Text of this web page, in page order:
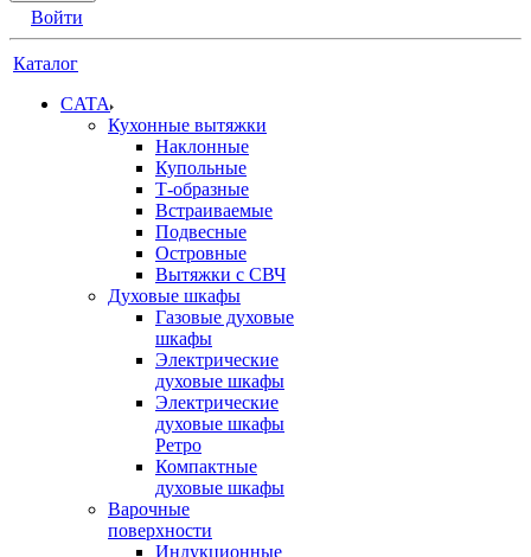
Войти
Каталог
CATA
Кухонные вытяжки
Наклонные
Купольные
Т-образные
Встраиваемые
Подвесные
Островные
Вытяжки с СВЧ
Духовые шкафы
Газовые духовые
шкафы
Электрические
духовые шкафы
Электрические
духовые шкафы
Ретро
Компактные
духовые шкафы
Варочные
поверхности
Индукционные